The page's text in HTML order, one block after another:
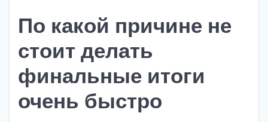
По какой причине не
стоит делать
финальные итоги
очень быстро